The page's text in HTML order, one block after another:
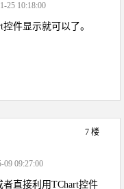
25 10:18:00
件显示就可以了。
7 楼
09 09:27:00
直接利用TChart控件